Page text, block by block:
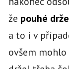
že pouhé
a to i v
ovšem